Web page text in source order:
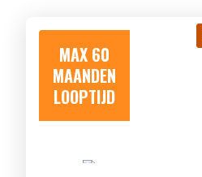
MAX 60
MAANDEN
LOOPTIJD